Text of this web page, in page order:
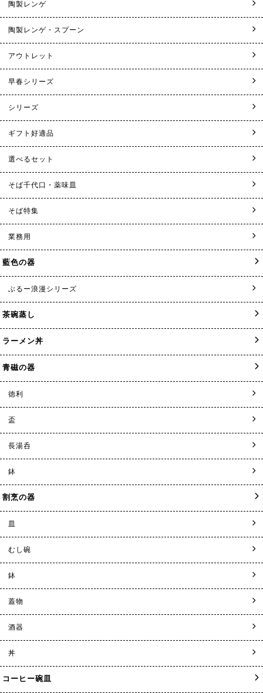
陶製レンゲ
陶製レンゲ・スプーン
アウトレット
早春シリーズ
シリーズ
ギフト好適品
選べるセット
そば千代口・薬味皿
そば特集
業務用
藍色の器
ぶるー浪漫シリーズ
茶碗蒸し
ラーメン丼
青磁の器
徳利
盃
長湯呑
鉢
割烹の器
皿
むし碗
鉢
蓋物
酒器
丼
コーヒー碗皿